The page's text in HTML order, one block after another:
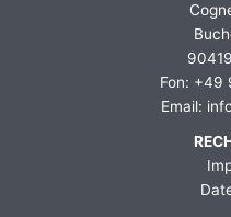
Fon: +49
Email: